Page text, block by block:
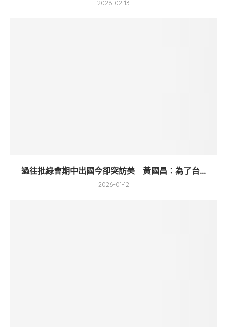
2026-02-13
過往批綠會期中出國今卻突訪美 黃國昌：為了台...
2026-01-12